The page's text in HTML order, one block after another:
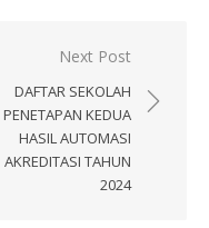
Next Post
DAFTAR SEKOLAH
PENETAPAN KEDUA
HASIL AUTOMASI
AKREDITASI TAHUN
2024